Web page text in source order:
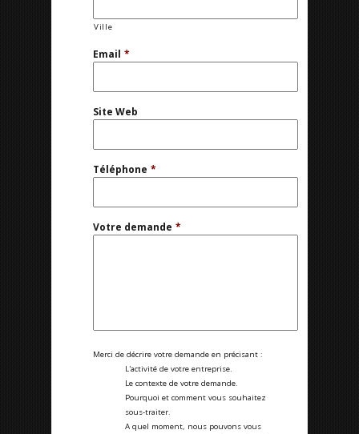
Ville
Email *
Site Web
Téléphone *
Votre demande *
Merci de décrire votre demande en précisant :
L'activité de votre entreprise.
Le contexte de votre demande.
Pourquoi et comment vous souhaitez
sous-traiter.
A quel moment, nous pouvons vous